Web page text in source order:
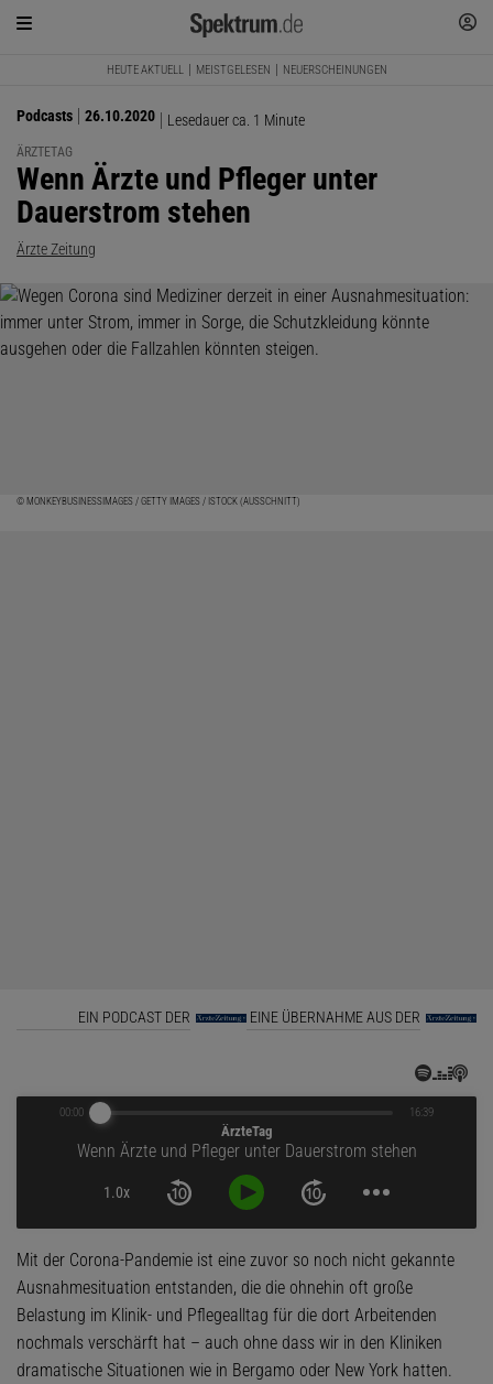
HEUTE AKTUELL MEISTGELESEN NEUERSCHEINUNGEN
Podcasts 26.10.2020 Lesedauer ca. 1 Minute
ÄRZTETAG
:
Wenn Ärzte und Pfleger unter
Dauerstrom stehen
Ärzte Zeitung
© MONKEYBUSINESSIMAGES / GETTY IMAGES / ISTOCK (AUSSCHNITT)
EIN PODCAST DER EINE ÜBERNAHME AUS DER
ÄrzteTag
Wenn Ärzte und Pfleger unter Dauerstrom stehen
1.0x
00:00 16:39
Mit der Corona-Pandemie ist eine zuvor so noch nicht gekannte
Ausnahmesituation entstanden, die die ohnehin oft große
Belastung im Klinik- und Pflegealltag für die dort Arbeitenden
nochmals verschärft hat – auch ohne dass wir in den Kliniken
dramatische Situationen wie in Bergamo oder New York hatten.